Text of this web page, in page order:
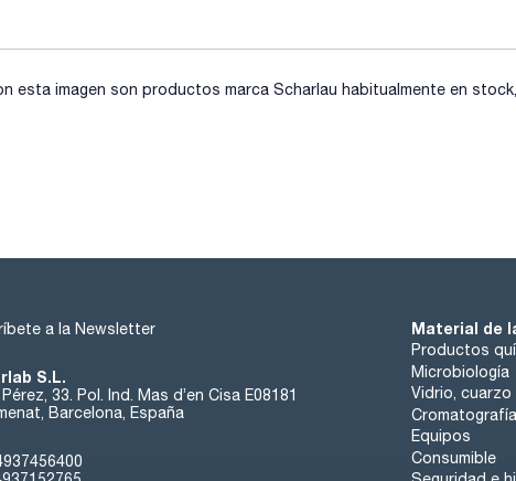
esta imagen son productos marca Scharlau habitualmente en
a la Newsletter
S.L.
33. Pol. Ind. Mas d’en Cisa E08181
Barcelona, España
Material de
Productos
Microbiología
Vidrio, cuarzo
Cromatografía
Equipos
Consumible